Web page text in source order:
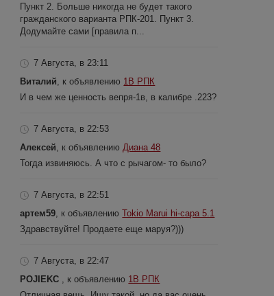
Пункт 2. Больше никогда не будет такого
гражданского варианта РПК-201. Пункт 3.
Додумайте сами [правила п...
7 Августа, в 23:11
Виталий , к объявлению 1В РПК
И в чем же ценность вепря-1в, в калибре .223?
7 Августа, в 22:53
Алексей , к объявлению Диана 48
Тогда извиняюсь. А что с рычагом- то было?
7 Августа, в 22:51
артем59 , к объявлениюTokio Marui hi-capa 5.1
Здравствуйте! Продаете еще маруя?)))
7 Августа, в 22:47
POJIEKC
, к объявлению 1В РПК